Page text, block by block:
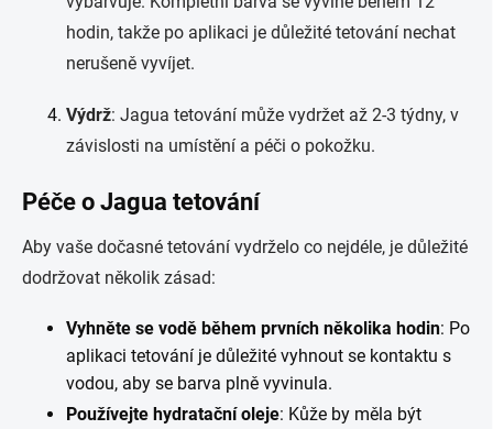
hodin, takže po aplikaci je důležité tetování nechat
nerušeně vyvíjet.
Výdrž: Jagua tetování může vydržet až 2-3 týdny, v
závislosti na umístění a péči o pokožku.
Péče o Jagua tetování
Aby vaše dočasné tetování vydrželo co nejdéle, je důležité
dodržovat několik zásad:
Vyhněte se vodě během prvních několika hodin: Po
aplikaci tetování je důležité vyhnout se kontaktu s
vodou, aby se barva plně vyvinula.
Používejte hydratační oleje: Kůže by měla být